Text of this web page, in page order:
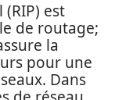
est
de routage;
la
pour une
Dans